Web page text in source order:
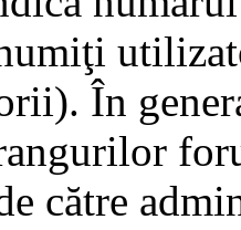
În
către